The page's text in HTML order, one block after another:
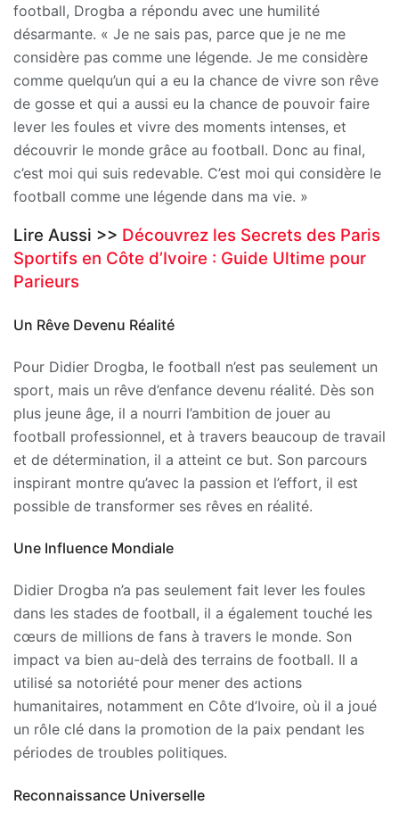
football, Drogba a répondu avec une humilité
désarmante. « Je ne sais pas, parce que je ne me
considère pas comme une légende. Je me considère
comme quelqu’un qui a eu la chance de vivre son rêve
de gosse et qui a aussi eu la chance de pouvoir faire
lever les foules et vivre des moments intenses, et
découvrir le monde grâce au football. Donc au final,
c’est moi qui suis redevable. C’est moi qui considère le
football comme une légende dans ma vie. »
Lire Aussi >> Découvrez les Secrets des Paris
Sportifs en Côte d’Ivoire : Guide Ultime pour
Parieurs
Un Rêve Devenu Réalité
Pour Didier Drogba, le football n’est pas seulement un
sport, mais un rêve d’enfance devenu réalité. Dès son
plus jeune âge, il a nourri l’ambition de jouer au
football professionnel, et à travers beaucoup de travail
et de détermination, il a atteint ce but. Son parcours
inspirant montre qu’avec la passion et l’effort, il est
possible de transformer ses rêves en réalité.
Une Influence Mondiale
Didier Drogba n’a pas seulement fait lever les foules
dans les stades de football, il a également touché les
cœurs de millions de fans à travers le monde. Son
impact va bien au-delà des terrains de football. Il a
utilisé sa notoriété pour mener des actions
humanitaires, notamment en Côte d’Ivoire, où il a joué
un rôle clé dans la promotion de la paix pendant les
périodes de troubles politiques.
Reconnaissance Universelle